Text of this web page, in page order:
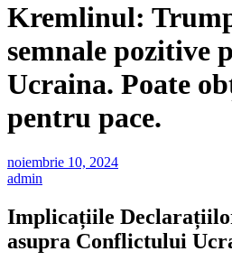
Kremlinul:
semnale pozitive
Ucraina. Poate
pentru pace.
noiembrie 10, 2024
admin
Implicațiile
asupra Conflictului